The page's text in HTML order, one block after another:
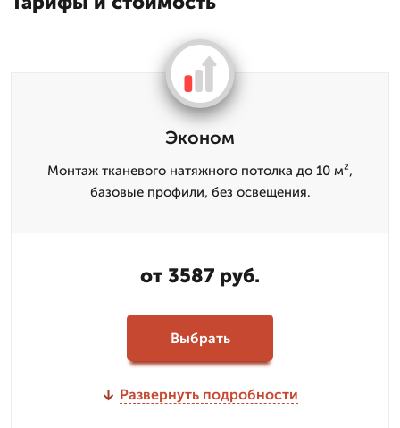
Эконом
Монтаж тканевого натяжного потолка до 10 м²,
базовые профили, без освещения.
от 3587 руб.
Выбрать
Развернуть подробности